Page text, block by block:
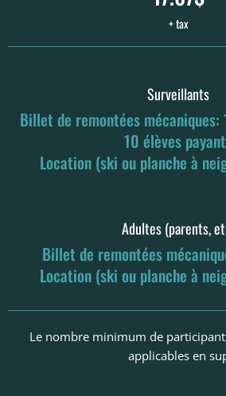
+ tax
Surveillants
Billet de remontées
10 élèves
Location (ski ou planche à
Adultes (parents,
Billet de remontées
Location (ski ou planche à
Le nombre minimum de
applicables en